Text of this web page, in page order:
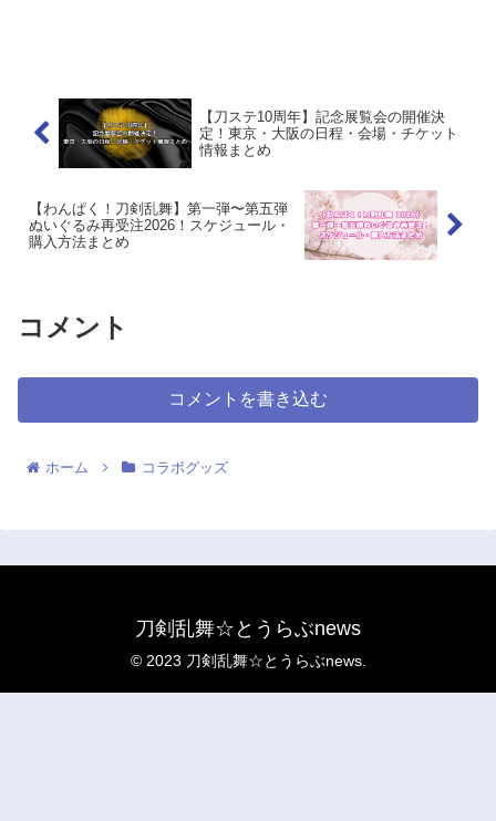
【刀ステ10周年】記念展覧会の開催決
定！東京・大阪の日程・会場・チケット
情報まとめ
【わんぱく！刀剣乱舞】第一弾〜第五弾
ぬいぐるみ再受注2026！スケジュール・
購入方法まとめ
コメント
コメントを書き込む
ホーム コラボグッズ
刀剣乱舞☆とうらぶnews
© 2023 刀剣乱舞☆とうらぶnews.